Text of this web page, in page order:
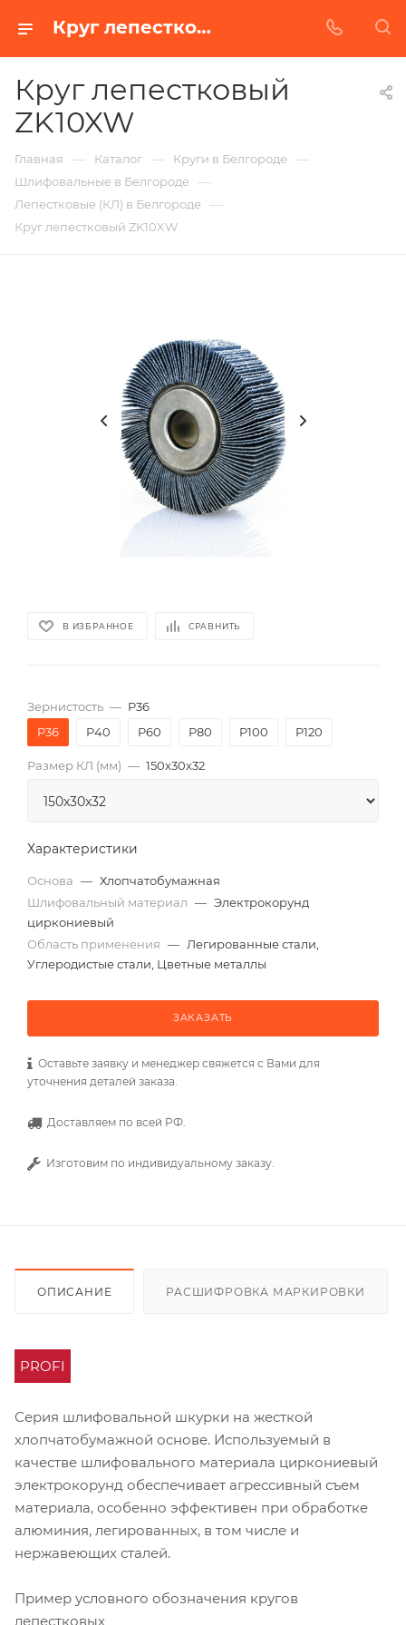
Круг лепестковый ZK10XW в Белгороде | Купить по недорогой цене от Абразивного Завода
Круг лепестковый
ZK10XW
Главная — Каталог — Круги в Белгороде —
Шлифовальные в Белгороде —
Лепестковые (КЛ) в Белгороде —
Круг лепестковый ZK10XW
В ИЗБРАННОЕ СРАВНИТЬ
Зернистость — P36
P36
P40 P60 P80 P100 P120
Размер КЛ (мм) — 150x30x32
Характеристики
Основа — Хлопчатобумажная
Шлифовальный материал — Электрокорунд
циркониевый
Область применения — Легированные стали,
Углеродистые стали, Цветные металлы
ЗАКАЗАТЬ
Оставьте заявку и менеджер свяжется с Вами для
уточнения деталей заказа.
Доставляем по всей РФ.
Изготовим по индивидуальному заказу.
ОПИСАНИЕ РАСШИФРОВКА МАРКИРОВКИ
PROFI
Серия шлифовальной шкурки на жесткой
хлопчатобумажной основе. Используемый в
качестве шлифовального материала циркониевый
электрокорунд обеспечивает агрессивный съем
материала, особенно эффективен при обработке
алюминия, легированных, в том числе и
нержавеющих сталей.
Пример условного обозначения кругов
лепестковых